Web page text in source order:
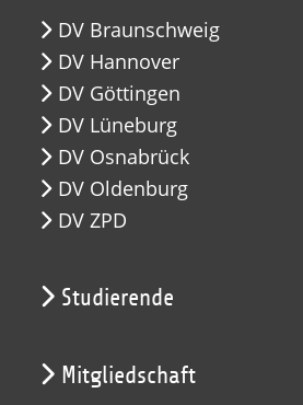
DV Braunschweig
DV Hannover
DV Göttingen
DV Lüneburg
DV Osnabrück
DV Oldenburg
DV ZPD
Studierende
Mitgliedschaft